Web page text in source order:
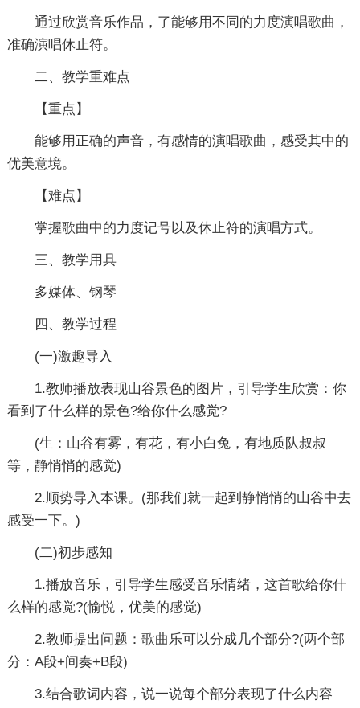
通过欣赏音乐作品，了能够用不同的力度演唱歌曲，
准确演唱休止符。
二、教学重难点
【重点】
能够用正确的声音，有感情的演唱歌曲，感受其中的
优美意境。
【难点】
掌握歌曲中的力度记号以及休止符的演唱方式。
三、教学用具
多媒体、钢琴
四、教学过程
(一)激趣导入
1.教师播放表现山谷景色的图片，引导学生欣赏：你
看到了什么样的景色?给你什么感觉?
(生：山谷有雾，有花，有小白兔，有地质队叔叔
等，静悄悄的感觉)
2.顺势导入本课。(那我们就一起到静悄悄的山谷中去
感受一下。)
(二)初步感知
1.播放音乐，引导学生感受音乐情绪，这首歌给你什
么样的感觉?(愉悦，优美的感觉)
2.教师提出问题：歌曲乐可以分成几个部分?(两个部
分：A段+间奏+B段)
3.结合歌词内容，说一说每个部分表现了什么内容